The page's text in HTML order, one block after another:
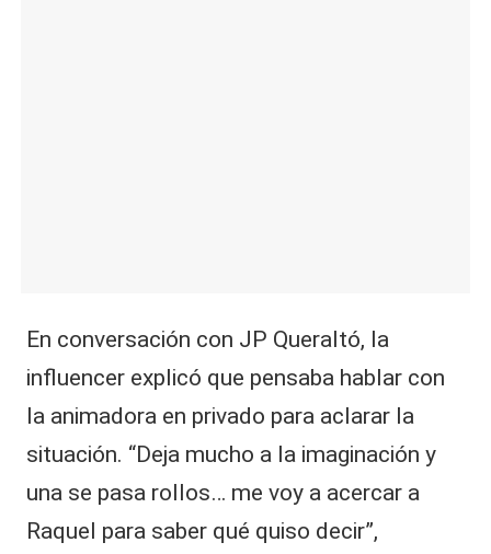
En conversación con JP Queraltó, la
influencer explicó que pensaba hablar con
la animadora en privado para aclarar la
situación. “Deja mucho a la imaginación y
una se pasa rollos… me voy a acercar a
Raquel para saber qué quiso decir”,